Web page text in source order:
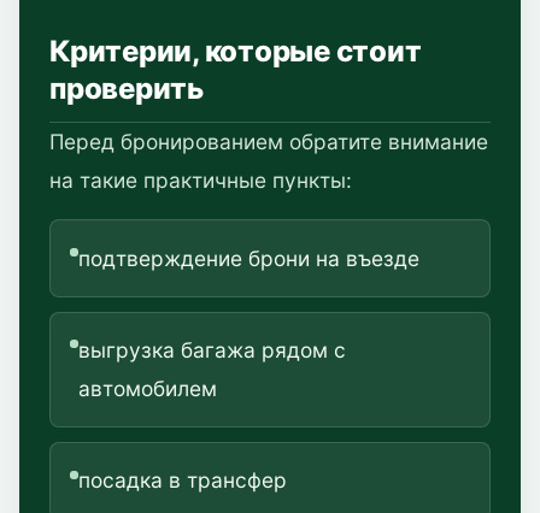
Критерии, которые стоит
проверить
Перед бронированием обратите внимание
на такие практичные пункты:
подтверждение брони на въезде
выгрузка багажа рядом с
автомобилем
посадка в трансфер